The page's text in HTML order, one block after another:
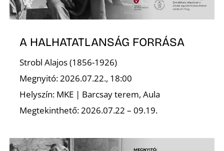
A HALHATATLANSÁG FORRÁSA
Strobl Alajos (1856-1926)
Megnyitó: 2026.07.22., 18:00
Helyszín: MKE | Barcsay terem, Aula
Megtekinthető: 2026.07.22 – 09.19.